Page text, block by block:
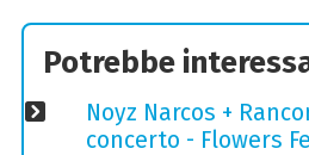
Potrebbe
Noyz Narcos +
concerto - Flowers